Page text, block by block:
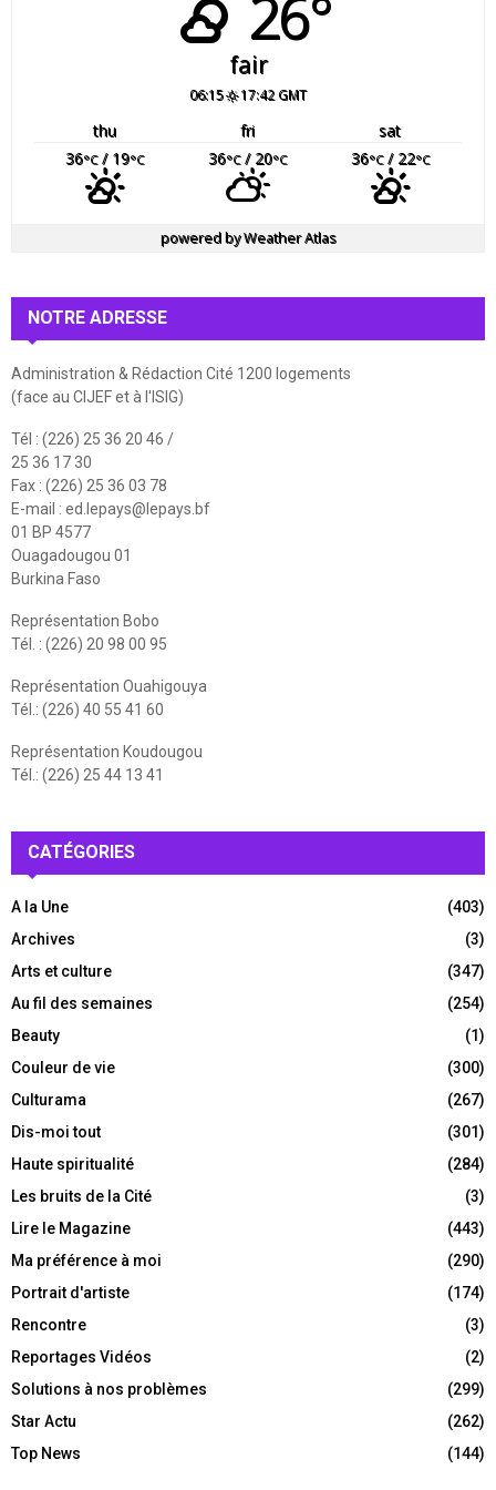
26°
fair
06:15 17:42 GMT
thu fri
sat
36°C/ 19°C 36°C/ 20°C 36°C/ 22°C
powered byWeather Atlas
NOTRE ADRESSE
Administration & Rédaction Cité 1200 logements
(face au CIJEF et à l'ISIG)
Tél : (226) 25 36 20 46 /
25 36 17 30
Fax : (226) 25 36 03 78
E-mail : ed.lepays@lepays.bf
01 BP 4577
Ouagadougou 01
Burkina Faso
Représentation Bobo
Tél. : (226) 20 98 00 95
Représentation Ouahigouya
Tél.: (226) 40 55 41 60
Représentation Koudougou
Tél.: (226) 25 44 13 41
CATÉGORIES
A la Une
(403)
Archives
(3)
Arts et culture
(347)
Au fil des semaines
(254)
Beauty
(1)
Couleur de vie
(300)
Culturama
(267)
Dis-moi tout
(301)
Haute spiritualité
(284)
Les bruits de la Cité
(3)
Lire le Magazine
(443)
Ma préférence à moi
(290)
Portrait d'artiste
(174)
Rencontre
(3)
Reportages Vidéos
(2)
Solutions à nos problèmes
(299)
Star Actu
(262)
Top News
(144)